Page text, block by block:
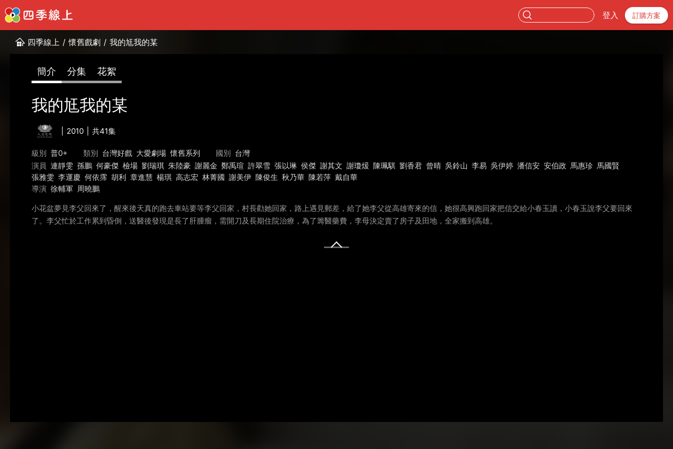
登入 訂購方案
四季線上 / 懷舊戲劇 / 我的尪我的某
簡介 分集 花絮
我的尪我的某
2010 共41集
級別 普0+ 類別 台灣好戲 大愛劇場 懷舊系列 國別 台灣
演員 連靜雯 孫鵬 何豪傑 檢場 劉瑞琪 朱陸豪 謝麗金 鄭禹瑄 許翠雪 張以琳 侯傑 謝其文 謝瓊煖 陳珮騏 劉香君 曾晴 吳鈴山 李易 吳伊婷 潘信安 安伯政 馬惠珍 馬國賢
張雅雯 李運慶 何依霈 胡利 章進慧 楊琪 高志宏 林菁國 謝美伊 陳俊生 秋乃華 陳若萍 戴自華
導演 徐輔軍 周曉鵬
小花盆夢見李父回來了，醒來後天真的跑去車站要等李父回家，村長勸她回家，路上遇見郵差，給了她李父從高雄寄來的信，她很高興跑回家把信交給小春玉讀，小春玉說李父要回來
了。李父忙於工作累到昏倒，送醫後發現是長了肝腫瘤，需開刀及長期住院治療，為了籌醫藥費，李母決定賣了房子及田地，全家搬到高雄。